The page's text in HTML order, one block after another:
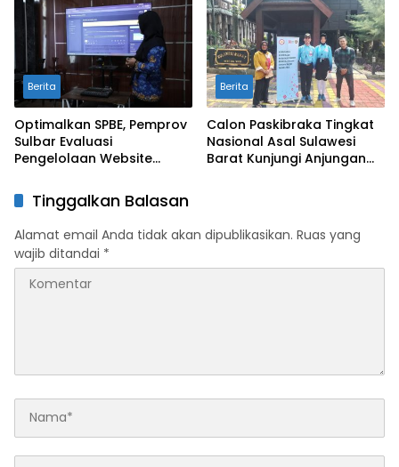
Berita
Optimalkan SPBE, Pemprov
Sulbar Evaluasi
Pengelolaan Website
Berita
Calon Paskibraka Tingkat
Nasional Asal Sulawesi
Barat Kunjungi Anjungan
Tinggalkan Balasan
Alamat email Anda tidak akan dipublikasikan. Ruas yang
wajib ditandai *